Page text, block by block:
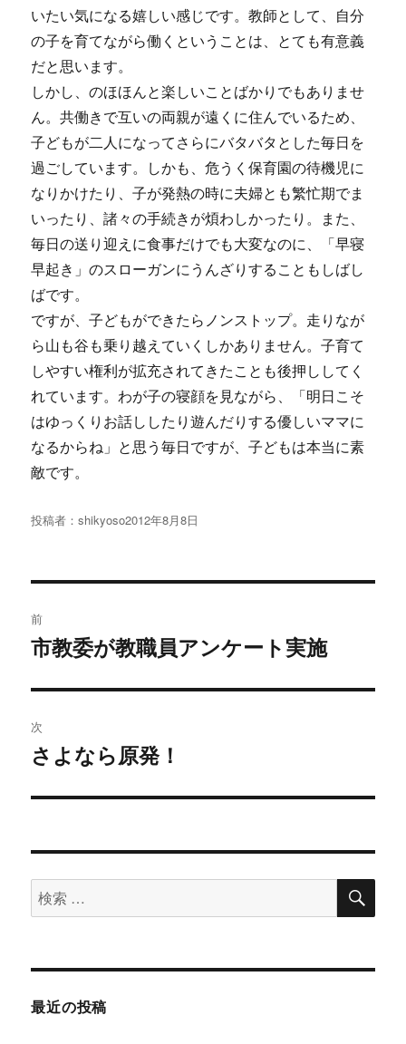
いたい気になる嬉しい感じです。教師として、自分
の子を育てながら働くということは、とても有意義
だと思います。
しかし、のほほんと楽しいことばかりでもありませ
ん。共働きで互いの両親が遠くに住んでいるため、
子どもが二人になってさらにバタバタとした毎日を
過ごしています。しかも、危うく保育園の待機児に
なりかけたり、子が発熱の時に夫婦とも繁忙期でま
いったり、諸々の手続きが煩わしかったり。また、
毎日の送り迎えに食事だけでも大変なのに、「早寝
早起き」のスローガンにうんざりすることもしばし
ばです。
ですが、子どもができたらノンストップ。走りなが
ら山も谷も乗り越えていくしかありません。子育て
しやすい権利が拡充されてきたことも後押ししてく
れています。わが子の寝顔を見ながら、「明日こそ
はゆっくりお話ししたり遊んだりする優しいママに
なるからね」と思う毎日ですが、子どもは本当に素
敵です。
投稿者：shikyoso投
2012年8月8日
稿
ビ
ゲ
ー
ン
前
過
の
投
稿:
市教委が教職員アンケート実施
次
次
投
さよなら原発！
検
索
象:
検
最近の投稿